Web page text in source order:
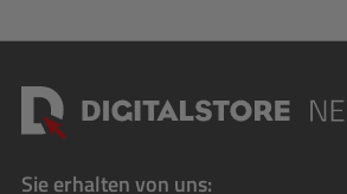
Sie erhalten von uns: